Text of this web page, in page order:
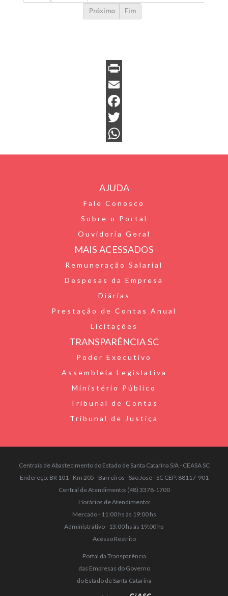
Próximo Fim
P
r
n
n
d
y
E
m
a
a
k
T
rA
p
p
AJUDA
Fale Conosco
Sobre o Portal
Ouvidoria Geral
MAIS ACESSADOS
Remuneração Salarial
Despesas da Empresa
Diárias
Prestação de Contas Anual
Licitações
TRANSPARÊNCIA SC
Poder Executivo
Assembleia Legislativa
Ministério Público
Tribunal de Contas
Tribunal de Justiça
Centrais de Abastecimento do Estado de Santa Catarina S/A - CEASA SC
Endereço: BR 101 - Km 205 - Barreiros - São José - SC CEP: 88117-901
Central de Atendimento: (48) 3378-1700
Horários de Atendimento:
Mercado - 11:00 hs às 19:00 hs
Administrativo - 13:00 hs às 19:00 hs
Acesso Restrito
Portal da Transparência
das Empresas do Governo
do Estado de Santa Catarina